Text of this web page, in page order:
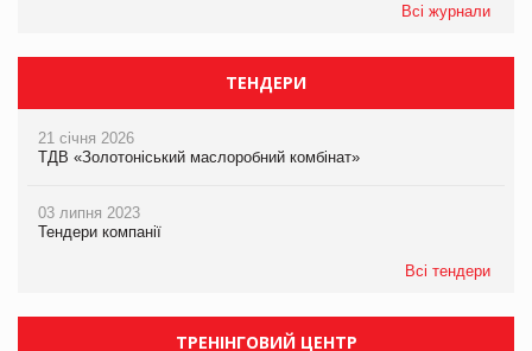
Всі журнали
ТЕНДЕРИ
21 січня 2026
ТДВ «Золотоніський маслоробний комбінат»
03 липня 2023
Тендери компанії
Всі тендери
ТРЕНІНГОВИЙ ЦЕНТР